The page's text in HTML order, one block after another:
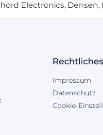
Electronics, Densen,
Rechtliches
Impressum
Datenschutz
Cookie-